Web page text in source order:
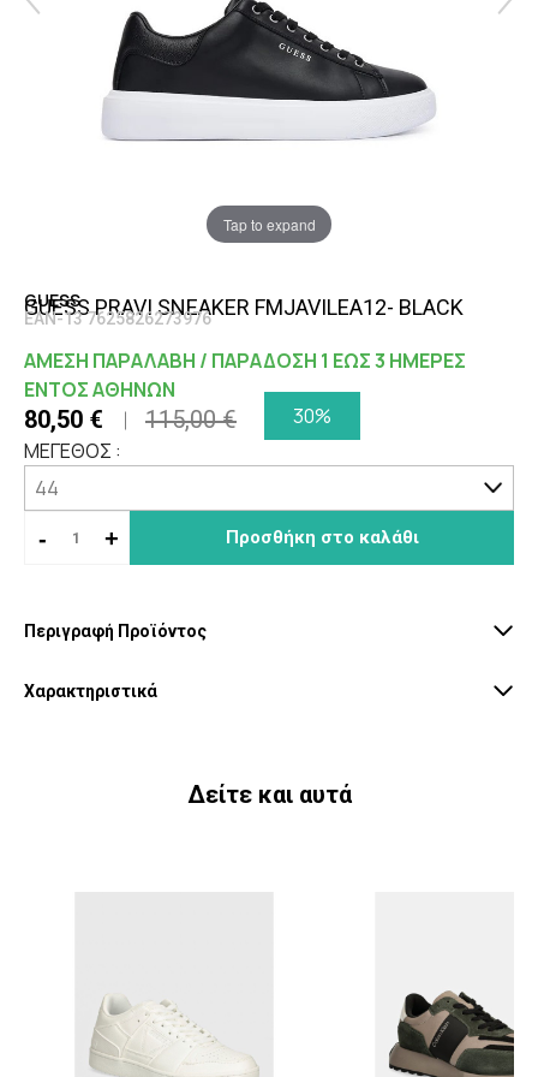
Tap to expand
GUESS
GUESS PRAVI SNEAKER FMJAVILEA12- BLACK
EAN-13 7625826273976
ΑΜΕΣΗ ΠΑΡΑΛΑΒΗ / ΠΑΡΑΔΟΣΗ 1 ΕΩΣ 3 ΗΜΕΡΕΣ
ΕΝΤΟΣ ΑΘΗΝΩΝ
80,50 € 115,00 €
30%
ΜΕΓΕΘΟΣ :
- + Προσθήκη στο καλάθι
Περιγραφή Προϊόντος
Χαρακτηριστικά
Δείτε και αυτά